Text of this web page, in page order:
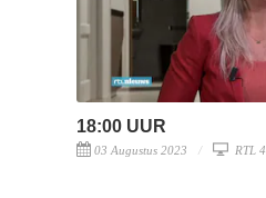
18:00 UUR
03 Augustus 2023 RTL 4